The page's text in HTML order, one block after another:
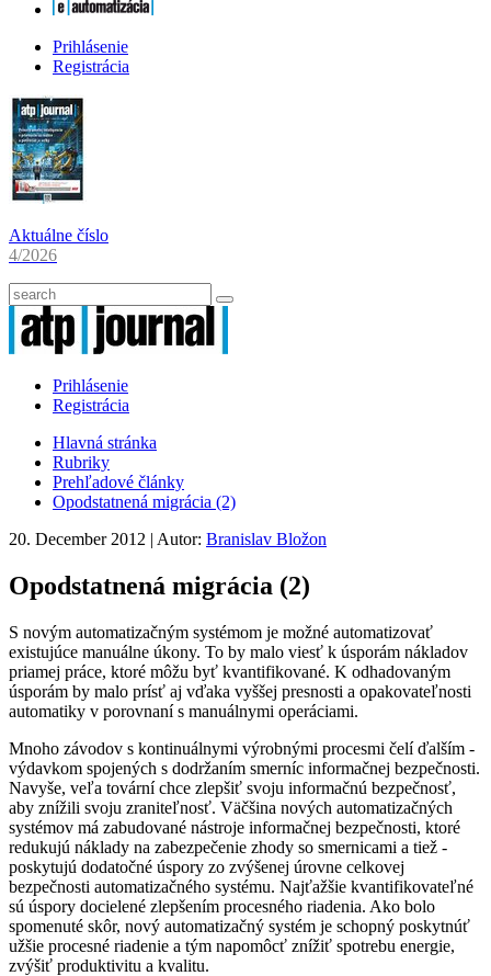
Prihlásenie
Registrácia
Aktuálne číslo
4/2026
Prihlásenie
Registrácia
Hlavná stránka
Rubriky
Prehľadové články
Opodstatnená migrácia (2)
20. December 2012 | Autor: Branislav Bložon
Opodstatnená migrácia (2)
S novým automatizačným systémom je možné automatizovať
existujúce manuálne úkony. To by malo viesť k úsporám nákladov
priamej práce, ktoré môžu byť kvantifikované. K odhadovaným
úsporám by malo prísť aj vďaka vyššej presnosti a opakovateľnosti
automatiky v porovnaní s manuálnymi operáciami.
Mnoho závodov s kontinuálnymi výrobnými procesmi čelí ďalším ­
výdavkom spojených s dodržaním smerníc informačnej bezpečnosti.
Navyše, veľa tovární chce zlepšiť svoju informačnú bezpečnosť,
aby znížili svoju zraniteľnosť. Väčšina nových automatizačných
systémov má zabudované nástroje informačnej bezpečnosti, ­ktoré
redukujú náklady na zabezpečenie zhody so smernicami a tiež ­
poskytujú dodatočné úspory zo zvýšenej úrovne celkovej
bezpečnosti automatizačného systému. Najťažšie kvantifikovateľné
sú úspory docielené zlepšením procesného riadenia. Ako bolo
spomenuté skôr, nový automatizačný systém je schopný poskytnúť
užšie procesné riadenie a tým napomôcť znížiť spotrebu energie,
zvýšiť produktivitu a kvalitu.